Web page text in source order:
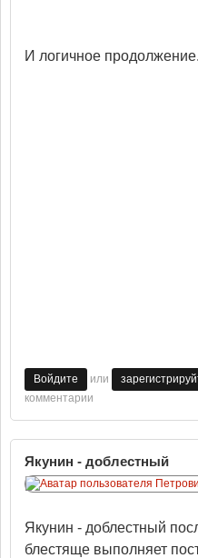
И логичное продолжение.
Войдите или
комментарии
Якунин - доблестный
Якунин - доблестный
блестяще выполняет